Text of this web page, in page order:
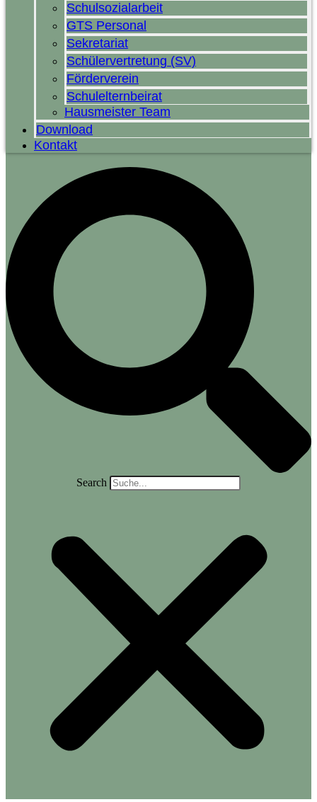
Schulsozialarbeit
GTS Personal
Sekretariat
Schülervertretung (SV)
Förderverein
Schulelternbeirat
Hausmeister Team
Download
Kontakt
Search